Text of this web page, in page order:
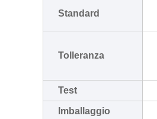
Standard
Tolleranza
Test
Imballaggio